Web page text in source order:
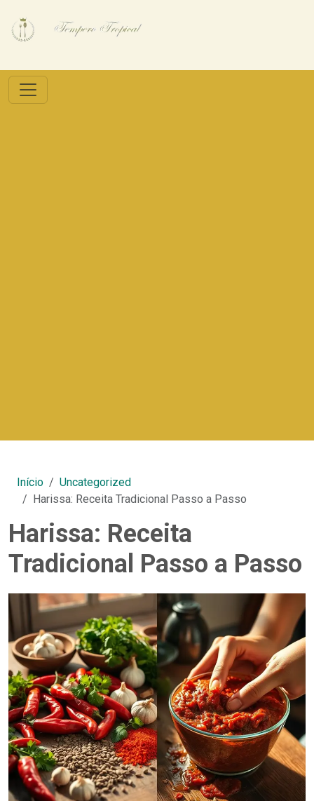
Início
Uncategorized
Harissa: Receita Tradicional Passo a Passo
Harissa: Receita
Tradicional Passo a Passo